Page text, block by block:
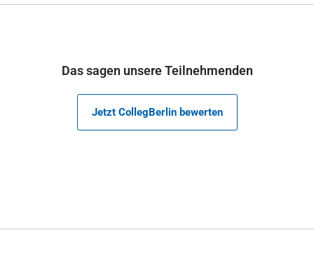
Das sagen unsere Teilnehmenden
Jetzt CollegBerlin bewerten